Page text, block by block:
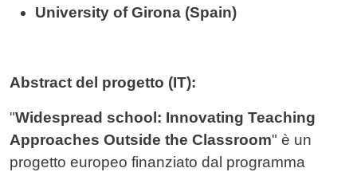
University of Girona (Spain)
Abstract del progetto (IT):
"Widespread school: Innovating Teaching
Approaches Outside the Classroom" è un
progetto europeo finanziato dal programma